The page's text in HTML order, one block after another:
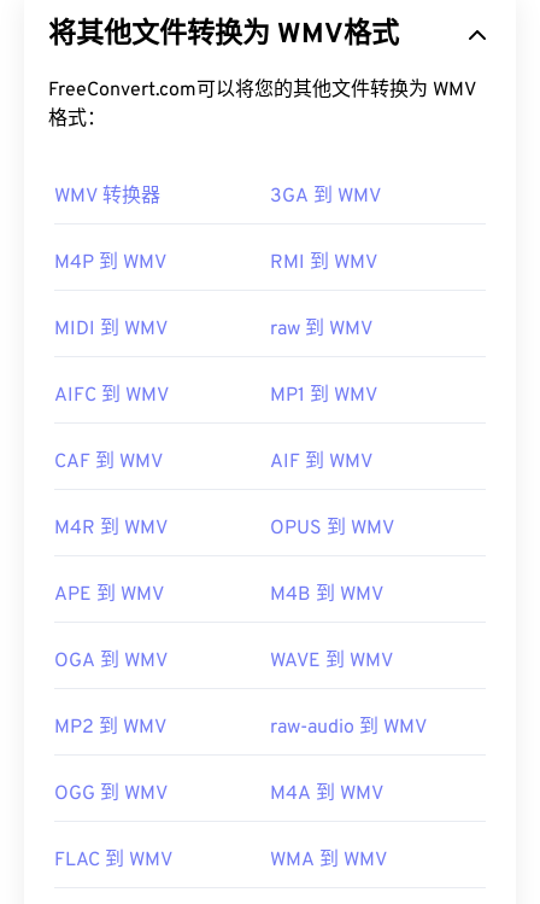
打开 MIDI 文件的最佳程序是Awave Studio
Audacity。Awave 可以读取 260 种不同的音频格
式。Audacity 是一款免费的开源软件，可跨平台和
操作系统运行。
Media Player
vanBasco 的卡拉 OK 播放器
OK 播放器、 Musicnotes 播放器和 Sibelius
开发者： MIDI 制造商协会
有用的链接：
生成易于管理的文件，同时保持视频质量。一种称为
文件。
大多数媒体播放器都可以打开和读取 WMV（和
Microsoft Windows Media Player。WMV
VLC Media Player
是另一个可靠的选择，它可以跨多
WMV 也很容易转换为其他视频文件类型。但是，请
具。
开发者： 微软
有用的链接：
将其他文件转换为 WMV格式
FreeConvert.com可以将您的其他文件转换为 WMV
格式：
WMV 转换器 3GA 到 WMV
M4P 到 WMV RMI 到 WMV
MIDI 到 WMV raw 到 WMV
AIFC 到 WMV MP1 到 WMV
CAF 到 WMV AIF 到 WMV
M4R 到 WMV OPUS 到 WMV
APE 到 WMV M4B 到 WMV
OGA 到 WMV WAVE 到 WMV
MP2 到 WMV raw-audio 到 WMV
OGG 到 WMV M4A 到 WMV
FLAC 到 WMV WMA 到 WMV